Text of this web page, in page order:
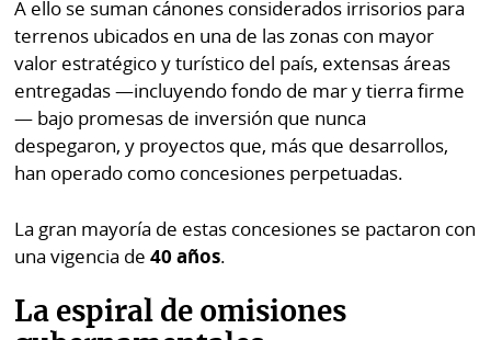
A ello se suman cánones considerados irrisorios para
terrenos ubicados en una de las zonas con mayor
valor estratégico y turístico del país, extensas áreas
entregadas —incluyendo fondo de mar y tierra firme
— bajo promesas de inversión que nunca
despegaron, y proyectos que, más que desarrollos,
han operado como concesiones perpetuadas.
La gran mayoría de estas concesiones se pactaron con
una vigencia de40 años.
La espiral de omisiones